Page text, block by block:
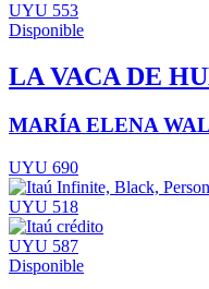
UYU 553
Disponible
LA VACA DE
MARÍA ELENA
UYU 690
UYU 518
UYU 587
Disponible